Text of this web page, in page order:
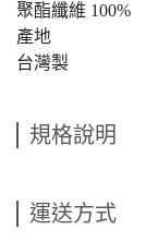
聚酯纖維 100%
產地
台灣製
規格說明
運送方式